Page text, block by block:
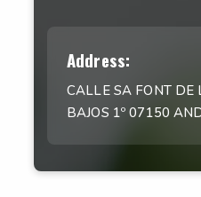
Address:
CALLE SA FONT DE
BAJOS 1º 07150